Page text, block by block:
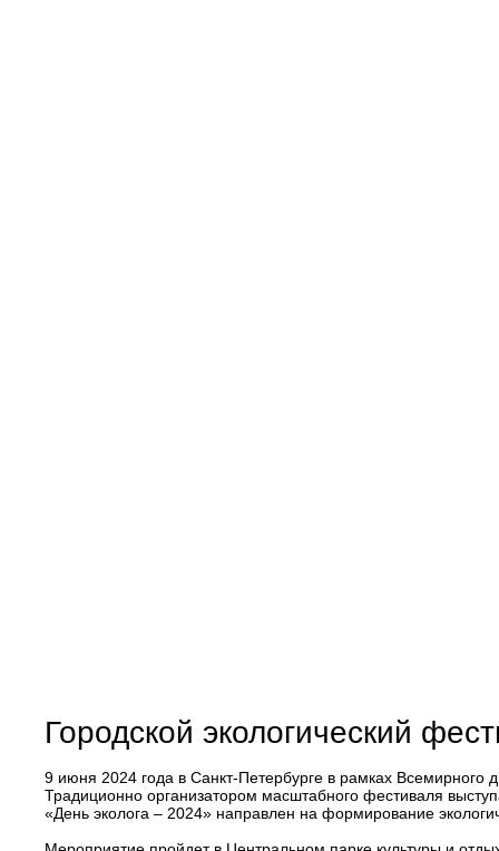
Городской экологический
9 июня 2024 года в Санкт-Петербурге в рамках Всемирного
Традиционно организатором масштабного фестиваля
«День эколога – 2024» направлен на формирование